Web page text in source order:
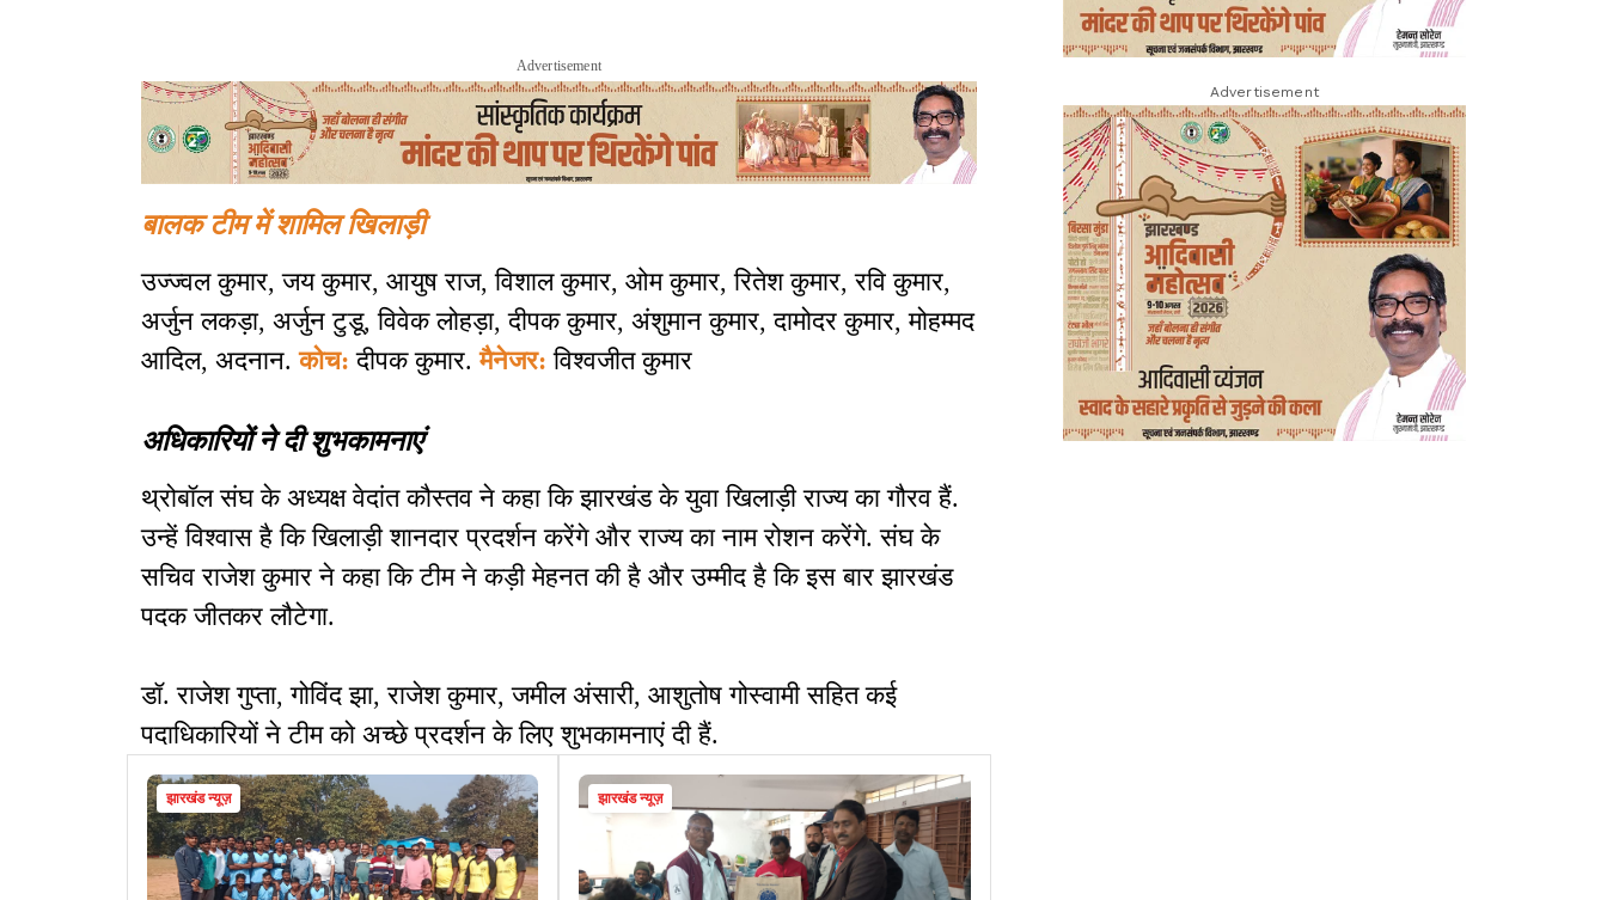
Advertisement
बालक टीम में शामिल खिलाड़ी
उज्ज्वल कुमार, जय कुमार, आयुष राज, विशाल कुमार, ओम कुमार, रितेश कुमार, रवि कुमार,
अर्जुन लकड़ा, अर्जुन टुडू, विवेक लोहड़ा, दीपक कुमार, अंशुमान कुमार, दामोदर कुमार, मोहम्मद
आदिल, अदनान. कोच:दीपक कुमार.मैनेजर: विश्वजीत कुमार
अधिकारियों ने दी शुभकामनाएं
थ्रोबॉल संघ के अध्यक्ष वेदांत कौस्तव ने कहा कि झारखंड के युवा खिलाड़ी राज्य का गौरव हैं.
उन्हें विश्वास है कि खिलाड़ी शानदार प्रदर्शन करेंगे और राज्य का नाम रोशन करेंगे. संघ के
सचिव राजेश कुमार ने कहा कि टीम ने कड़ी मेहनत की है और उम्मीद है कि इस बार झारखंड
पदक जीतकर लौटेगा.
डॉ. राजेश गुप्ता, गोविंद झा, राजेश कुमार, जमील अंसारी, आशुतोष गोस्वामी सहित कई
पदाधिकारियों ने टीम को अच्छे प्रदर्शन के लिए शुभकामनाएं दी हैं.
झारखंड न्यूज़ झारखंड न्यूज़
Advertisement